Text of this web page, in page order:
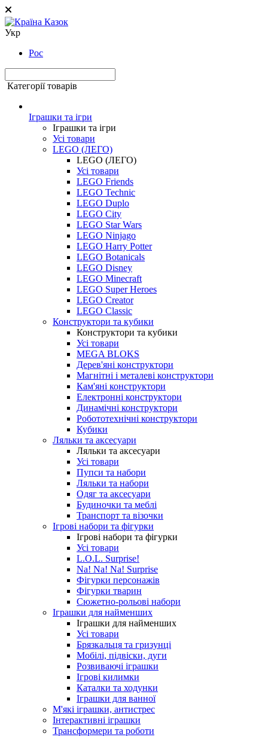
Укр
Рос
Категорії товарів
Іграшки та ігри
Іграшки та ігри
Усі товари
LEGO (ЛЕГО)
LEGO (ЛЕГО)
Усі товари
LEGO Friends
LEGO Technic
LEGO Duplo
LEGO City
LEGO Star Wars
LEGO Ninjago
LEGO Harry Potter
LEGO Botanicals
LEGO Disney
LEGO Minecraft
LEGO Super Heroes
LEGO Creator
LEGO Classic
Конструктори та кубики
Конструктори та кубики
Усі товари
MEGA BLOKS
Дерев'яні конструктори
Магнітні і металеві конструктори
Кам'яні конструктори
Електронні конструктори
Динамічні конструктори
Робототехнічні конструктори
Кубики
Ляльки та аксесуари
Ляльки та аксесуари
Усі товари
Пупси та набори
Ляльки та набори
Одяг та аксесуари
Будиночки та меблі
Транспорт та візочки
Ігрові набори та фігурки
Ігрові набори та фігурки
Усі товари
L.O.L. Surprise!
Na! Na! Na! Surprise
Фігурки персонажів
Фігурки тварин
Сюжетно-рольові набори
Іграшки для найменших
Іграшки для найменших
Усі товари
Брязкальця та гризунці
Мобілі, підвіски, дуги
Розвиваючі іграшки
Ігрові килимки
Каталки та ходунки
Іграшки для ванної
М'які іграшки, антистрес
Інтерактивні іграшки
Трансформери та роботи